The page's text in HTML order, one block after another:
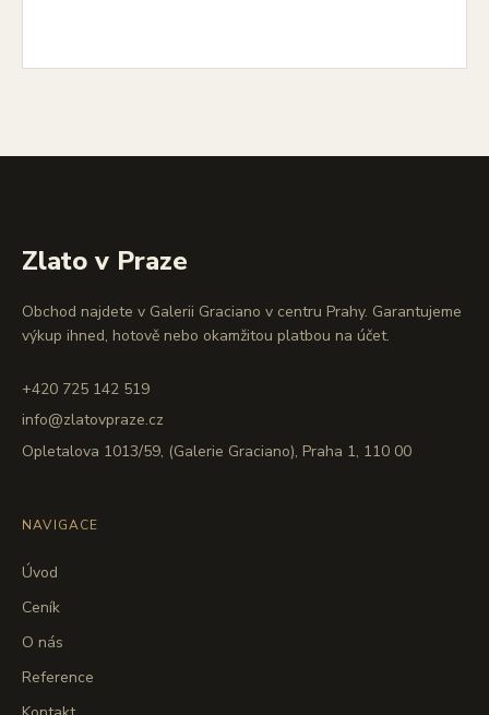
Zlato v Praze
Obchod najdete v Galerii Graciano v centru Prahy. Garantujeme
výkup ihned, hotově nebo okamžitou platbou na účet.
+420 725 142 519
info@zlatovpraze.cz
Opletalova 1013/59, (Galerie Graciano), Praha 1, 110 00
NAVIGACE
Úvod
Ceník
O nás
Reference